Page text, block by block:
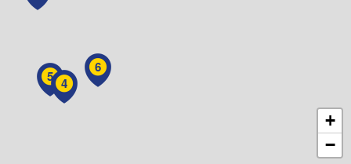
4
5
6
+
−